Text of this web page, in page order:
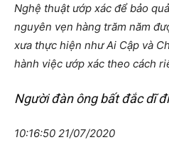
Nghệ thuật ướp xác để bảo
nguyên vẹn hàng trăm năm
xưa thực hiện như Ai Cập và
hành việc ướp xác theo cách
Người đàn ông bất đắc dĩ
10:16:50 21/07/2020